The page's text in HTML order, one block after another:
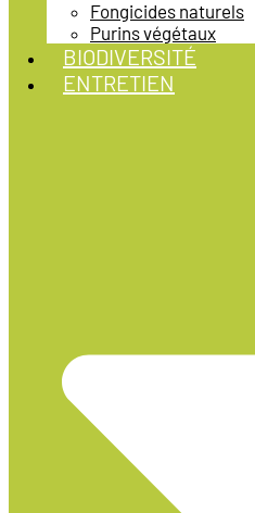
Fongicides naturels
Purins végétaux
BIODIVERSITÉ
ENTRETIEN